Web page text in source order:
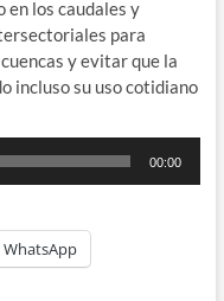
en los caudales y
para
y evitar que la
incluso su uso cotidiano
00:00
WhatsApp